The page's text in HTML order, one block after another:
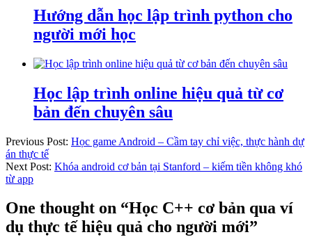
Hướng dẫn học lập trình python cho
người mới học
Học lập trình online hiệu quả từ cơ
bản đến chuyên sâu
Previous Post: Học game Android – Cầm tay chỉ việc, thực hành dự
án thực tế
Next Post: Khóa android cơ bản tại Stanford – kiếm tiền không khó
từ app
One thought on “Học C++ cơ bản qua ví
dụ thực tế hiệu quả cho người mới”